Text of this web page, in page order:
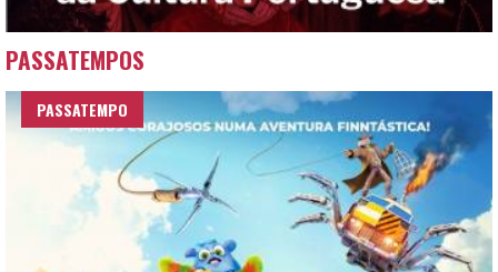
PASSATEMPOS
PASSATEMPO